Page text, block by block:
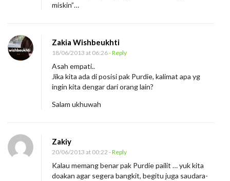
miskin”…
Zakia Wishbeukhti
18/06/2013 at 06:26- Reply
Asah empati..
Jika kita ada di posisi pak Purdie, kalimat apa yg
ingin kita dengar dari orang lain?
Salam ukhuwah
Zakiy
20/06/2013 at 00:22 - Reply
Kalau memang benar pak Purdie pailit … yuk kita
doakan agar segera bangkit, begitu juga saudara-